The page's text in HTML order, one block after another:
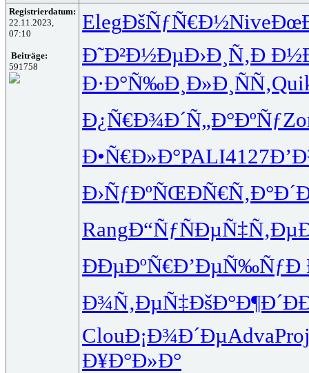
Registrierdatum:
22.11.2023,
07:10
Beiträge:
591758
ElegÐšÑƒÑ€Ð½Nive
Ð˜Ð²Ð½ÐµÐ›Ð¸Ñ‚Ð
Ð·Ð°Ñ‰Ð¸ Ð»Ð¸ÑÑ‚
Ð¿Ñ€Ð¾Ð´Ñ„Ð°ÐºÑƒ
Ð•Ñ€Ð»Ð°PALI4127
Ð›ÑƒÐºÑŒÐÑ€Ñ‚Ð°
RangÐ“ÑƒÑÐµ
ÐÐµÐºÑ€Ð’ÐµÑ‰ÑƒÐ
Ð¾Ñ‚ÐµÑ‡ÐšÐ°Ð¶Ð´
ClouÐ¡Ð¾Ð´ÐµAdva
Ð¥Ð°Ð»Ð°